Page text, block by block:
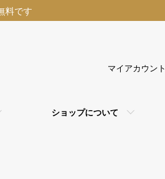
料です
ショップについて
マイアカウント